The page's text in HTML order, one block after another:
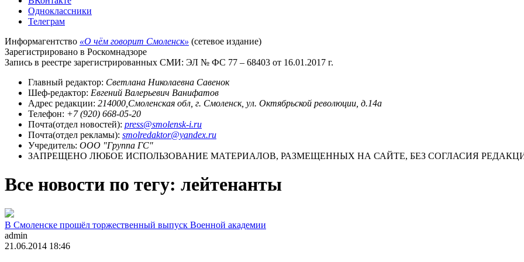
Одноклассники
Телеграм
Информагентство «О чём говорит Смоленск» (сетевое издание)
Зарегистрировано в Роскомнадзоре
Запись в реестре зарегистрированных СМИ: ЭЛ № ФС 77 – 68403 от 16.01.2017 г.
Главный редактор: Светлана Николаевна Савенок
Шеф-редактор: Евгений Валерьевич Ванифатов
Адрес редакции: 214000,Смоленская обл, г. Смоленск, ул. Октябрьской революции, д.14а
Телефон: +7 (920) 668-05-20
Почта(отдел новостей): press@smolensk-i.ru
Почта(отдел рекламы): smolredaktor@yandex.ru
Учредитель: ООО "Группа ГС"
ЗАПРЕЩЕНО ЛЮБОЕ ИСПОЛЬЗОВАНИЕ МАТЕРИАЛОВ, РАЗМЕЩЕННЫХ НА САЙТЕ, БЕЗ СОГЛАСИЯ
Все новости по тегу: лейтенанты
В Смоленске прошёл торжественный выпуск Военной академии
admin
21.06.2014 18:46